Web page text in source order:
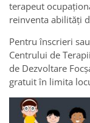
terapeut
reinventa abilităţi
Pentru înscrieri
Centrului de
de Dezvoltare
gratuit în limita